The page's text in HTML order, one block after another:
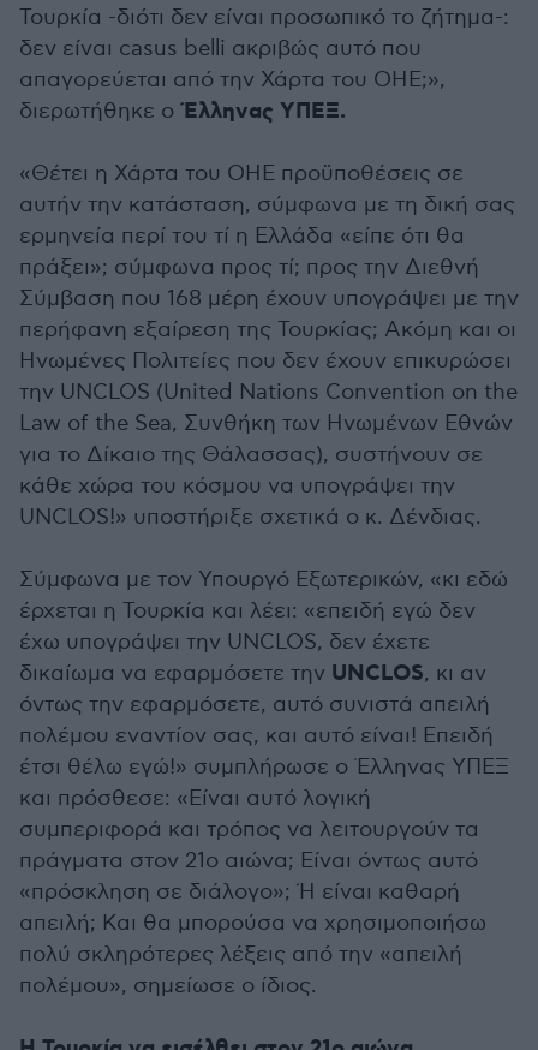
Τουρκία -διότι δεν είναι προσωπικό το ζήτημα-:
δεν είναι casus belli ακριβώς αυτό που
απαγορεύεται από την Χάρτα του ΟΗΕ;»,
διερωτήθηκε ο Έλληνας ΥΠΕΞ.
«Θέτει η Χάρτα του ΟΗΕ προϋποθέσεις σε
αυτήν την κατάσταση, σύμφωνα με τη δική σας
ερμηνεία περί του τί η Ελλάδα «είπε ότι θα
πράξει»; σύμφωνα προς τί; προς την Διεθνή
Σύμβαση που 168 μέρη έχουν υπογράψει με την
περήφανη εξαίρεση της Τουρκίας; Ακόμη και οι
Ηνωμένες Πολιτείες που δεν έχουν επικυρώσει
την UNCLOS (United Nations Convention on the
Law of the Sea, Συνθήκη των Ηνωμένων Εθνών
για το Δίκαιο της Θάλασσας), συστήνουν σε
κάθε χώρα του κόσμου να υπογράψει την
UNCLOS!» υποστήριξε σχετικά ο κ. Δένδιας.
Σύμφωνα με τον Υπουργό Εξωτερικών, «κι εδώ
έρχεται η Τουρκία και λέει: «επειδή εγώ δεν
έχω υπογράψει την UNCLOS, δεν έχετε
δικαίωμα να εφαρμόσετε την UNCLOS, κι αν
όντως την εφαρμόσετε, αυτό συνιστά απειλή
πολέμου εναντίον σας, και αυτό είναι! Επειδή
έτσι θέλω εγώ!» συμπλήρωσε ο Έλληνας ΥΠΕΞ
και πρόσθεσε: «Είναι αυτό λογική
συμπεριφορά και τρόπος να λειτουργούν τα
πράγματα στον 21ο αιώνα; Είναι όντως αυτό
«πρόσκληση σε διάλογο»; Ή είναι καθαρή
απειλή; Και θα μπορούσα να χρησιμοποιήσω
πολύ σκληρότερες λέξεις από την «απειλή
πολέμου», σημείωσε ο ίδιος.